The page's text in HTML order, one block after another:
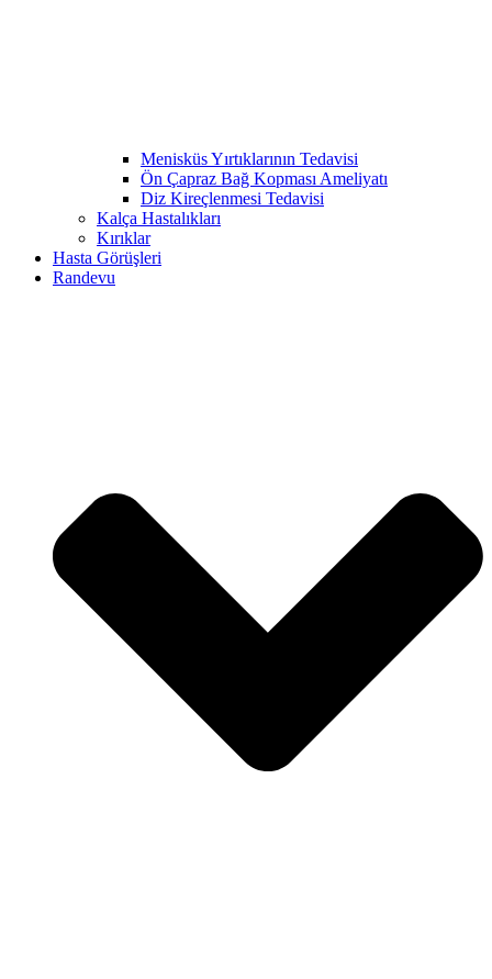
Menisküs Yırtıklarının Tedavisi
Ön Çapraz Bağ Kopması Ameliyatı
Diz Kireçlenmesi Tedavisi
Kalça Hastalıkları
Kırıklar
Hasta Görüşleri
Randevu